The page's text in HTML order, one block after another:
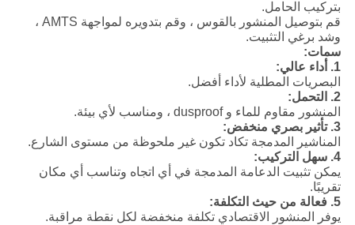
بتركيب الحامل.
قم بتوصيل المنشور بالقوس ، وقم بتدويره لمواجهة AMTS ،
وشد برغي التثبيت.
سمات:
1. أداء عالي:
البصريات المطلية لأداء أفضل.
2. التحمل:
المنشور مقاوم للماء و dusproof ، ومناسب لأي بيئة.
3. تأثير بصري منخفض:
المناشير المدمجة تكاد تكون غير ملحوظة من مستوى الشارع.
4. سهل التركيب:
يمكن تثبيت الدعامة المدمجة في أي اتجاه وتناسب أي مكان
تقريبًا.
5. فعالة من حيث التكلفة:
يوفر المنشور الاقتصادي تكلفة منخفضة لكل نقطة مراقبة.